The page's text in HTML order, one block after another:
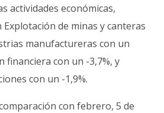
actividades económicas,
de minas y canteras
manufactureras con un
financiera con un -3,7%, y
con un -1,9%.
con febrero, 5 de